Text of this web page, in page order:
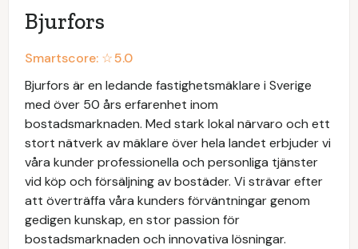
Bjurfors
Smartscore: ☆5.0
Bjurfors är en ledande fastighetsmäklare i Sverige
med över 50 års erfarenhet inom
bostadsmarknaden. Med stark lokal närvaro och ett
stort nätverk av mäklare över hela landet erbjuder vi
våra kunder professionella och personliga tjänster
vid köp och försäljning av bostäder. Vi strävar efter
att överträffa våra kunders förväntningar genom
gedigen kunskap, en stor passion för
bostadsmarknaden och innovativa lösningar.